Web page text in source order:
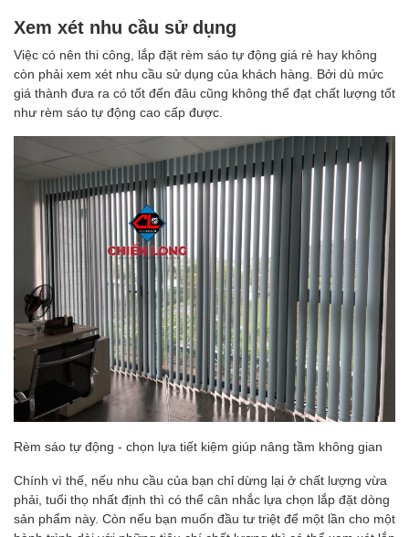
Xem xét nhu cầu sử dụng
Việc có nên thi công, lắp đặt rèm sáo tự động giá rẻ hay không
còn phải xem xét nhu cầu sử dụng của khách hàng. Bởi dù mức
giá thành đưa ra có tốt đến đâu cũng không thể đạt chất lượng tốt
như rèm sáo tự động cao cấp được.
Rèm sáo tự động - chọn lựa tiết kiệm giúp nâng tầm không gian
Chính vì thế, nếu nhu cầu của bạn chỉ dừng lại ở chất lượng vừa
phải, tuổi thọ nhất định thì có thể cân nhắc lựa chọn lắp đặt dòng
sản phẩm này. Còn nếu bạn muốn đầu tư triệt để một lần cho một